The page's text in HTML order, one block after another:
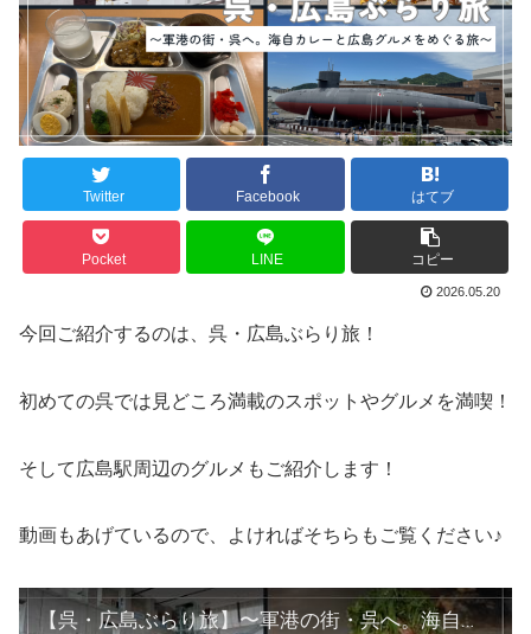
Twitter Facebook はてブ
Pocket LINE コピー
2026.05.20
今回ご紹介するのは、呉・広島ぶらり旅！
初めての呉では見どころ満載のスポットやグルメを満喫！
そして広島駅周辺のグルメもご紹介します！
動画もあげているので、よければそちらもご覧ください♪
【呉・広島ぶらり旅】〜軍港の街・呉へ。海自カレーと広島グルメをめぐる旅〜